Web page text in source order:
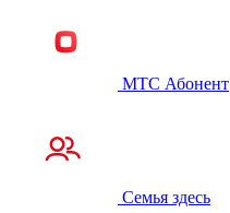
МТС Абонент
Семья здесь